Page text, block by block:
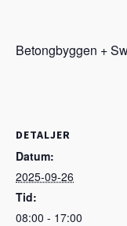
Betongbyggen +
DETALJER
Datum:
2025-09-26
Tid:
08:00 - 17:00